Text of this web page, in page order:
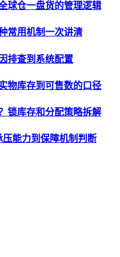
球仓一盘货的管理逻辑
常用机制一次讲清
排查到系统配置
物库存到可售数的口径
锁库存和分配策略拆解
压能力到保障机制判断